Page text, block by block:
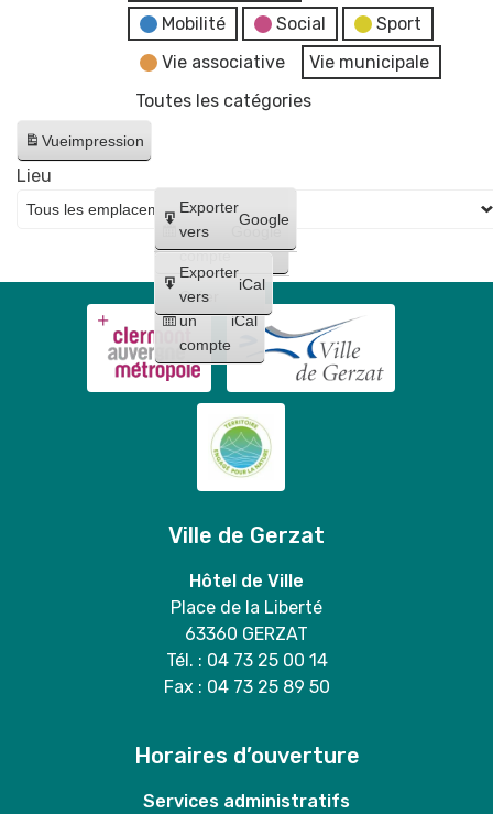
juin
Mobilité
Social
Sport
Vie associative
Vie municipale
Toutes les catégories
Vueimpression
Créer
un
compte
Google
Créer
un
compte
iCal
Exporter
vers
Google
Exporter
vers
iCal
Lieu
Ville de Gerzat
Hôtel de Ville
Place de la Liberté
63360 GERZAT
Tél. : 04 73 25 00 14
Fax : 04 73 25 89 50
Horaires d’ouverture
Services administratifs